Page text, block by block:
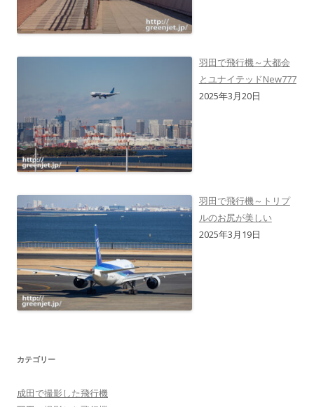
羽田で飛行機～大都会
とユナイテッドNew777
2025年3月20日
羽田で飛行機～トリプ
ルのお尻が美しい
2025年3月19日
カテゴリー
成田で撮影した飛行機